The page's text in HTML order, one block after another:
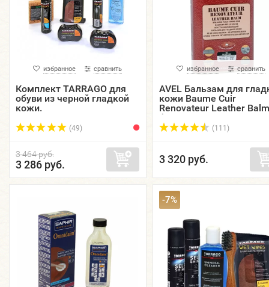
избранное сравнить
Комплект TARRAGO для
обуви из черной гладкой
кожи.
(49)
3 464 руб.
3 286 руб.
избранное сравнить
AVEL Бальзам для
кожи Baume Cuir
Renovateur Leather
фляжка, 500 мл.
(111)
3 320 руб.
-7%